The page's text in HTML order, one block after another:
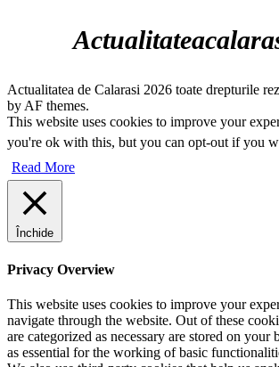
Actualitatea de Calarasi 2026 toate drepturile
by AF themes.
This website uses cookies to improve your
you're ok with this, but you can opt-out if you
Read More
Închide
Privacy Overview
This website uses cookies to improve your
navigate through the website. Out of these
are categorized as necessary are stored on your
as essential for the working of basic